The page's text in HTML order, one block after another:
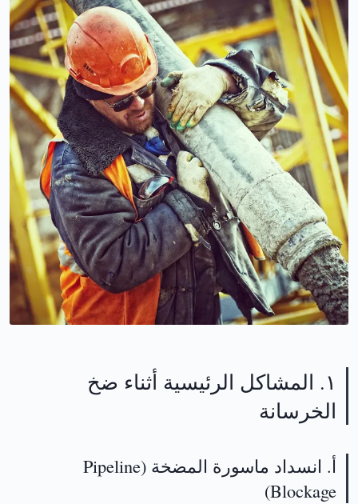
١. المشاكل الرئيسية أثناء ضخ
الخرسانة
أ. انسداد ماسورة المضخة (Pipeline
Blockage)